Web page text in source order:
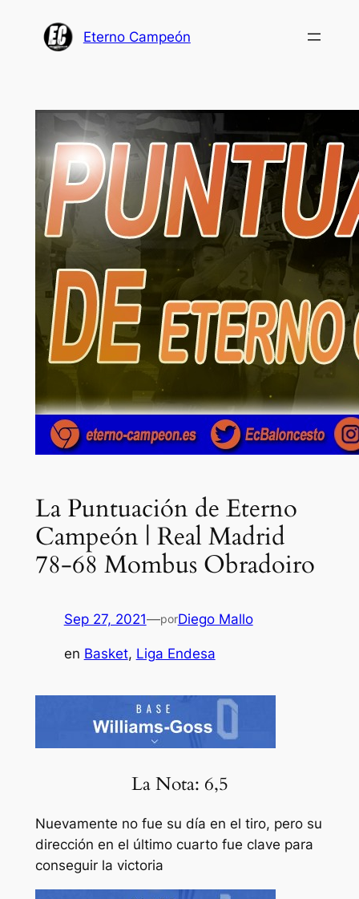
Eterno Campeón
La Puntuación de Eterno
Campeón | Real Madrid
78-68 Mombus Obradoiro
Sep 27, 2021—porDiego Mallo
en Basket, Liga Endesa
La Nota: 6,5
Nuevamente no fue su día en el tiro, pero su
dirección en el último cuarto fue clave para
conseguir la victoria